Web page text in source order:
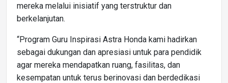
mereka melalui inisiatif yang terstruktur dan
berkelanjutan.
“Program Guru Inspirasi Astra Honda kami hadirkan
sebagai dukungan dan apresiasi untuk para pendidik
agar mereka mendapatkan ruang, fasilitas, dan
kesempatan untuk terus berinovasi dan berdedikasi